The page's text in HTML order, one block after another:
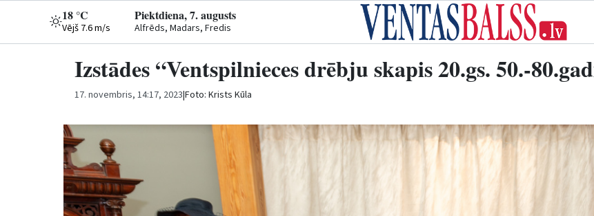
18 °C
Vējš 7.6 m/s
Piektdiena, 7. augusts
Alfrēds, Madars, Fredis
Izstādes “Ventspilnieces drēbju skapis 20.gs. 50.-
17. novembris, 14:17, 2023|Foto: Krists Kūla